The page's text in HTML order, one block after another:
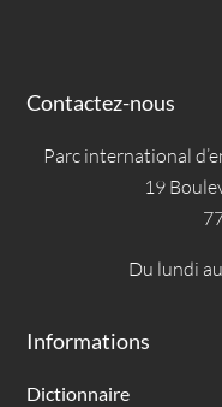
Contactez-nous
Parc international
19
Du lundi
Informations
Dictionnaire